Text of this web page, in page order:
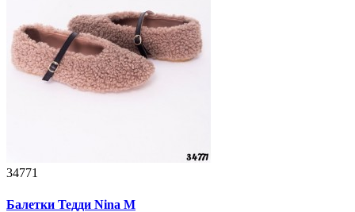
34771
Балетки Тедди Nina M